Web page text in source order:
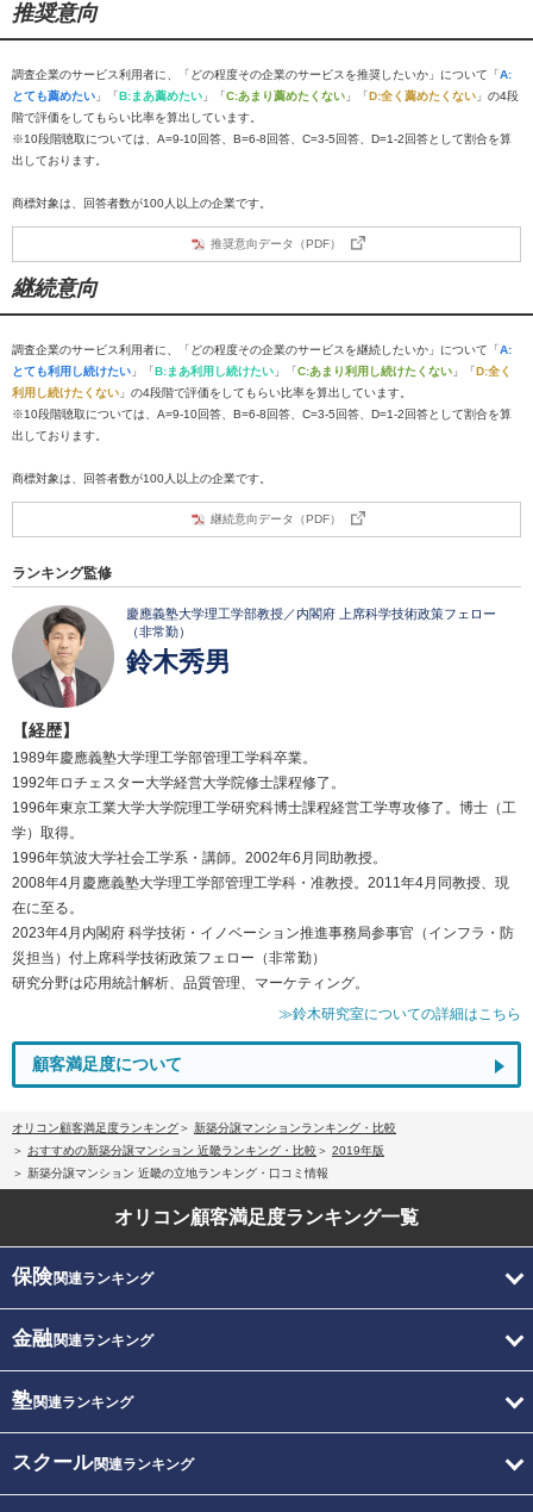
推奨意向
調査企業のサービス利用者に、「どの程度その企業のサービスを推奨したいか」について「A:
とても薦めたい 」「B:まあ薦めたい 」「C:あまり薦めたくない 」「D:全く薦めたくない 」の4段
階で評価をしてもらい比率を算出しています。
※10段階聴取については、A=9-10回答、B=6-8回答、C=3-5回答、D=1-2回答として割合を算
出しております。
商標対象は、回答者数が100人以上の企業です。
推奨意向データ（PDF）
継続意向
調査企業のサービス利用者に、「どの程度その企業のサービスを継続したいか」について「A:
とても利用し続けたい 」「B:まあ利用し続けたい 」「C:あまり利用し続けたくない 」「D:全く
利用し続けたくない 」の4段階で評価をしてもらい比率を算出しています。
※10段階聴取については、A=9-10回答、B=6-8回答、C=3-5回答、D=1-2回答として割合を算
出しております。
商標対象は、回答者数が100人以上の企業です。
継続意向データ（PDF）
ランキング監修
慶應義塾大学理工学部教授／内閣府 上席科学技術政策フェロー
（非常勤）
鈴木秀男
【経歴】
1989年慶應義塾大学理工学部管理工学科卒業。
1992年ロチェスター大学経営大学院修士課程修了。
1996年東京工業大学大学院理工学研究科博士課程経営工学専攻修了。博士（工
学）取得。
1996年筑波大学社会工学系・講師。2002年6月同助教授。
2008年4月慶應義塾大学理工学部管理工学科・准教授。2011年4月同教授、現
在に至る。
2023年4月内閣府 科学技術・イノベーション推進事務局参事官（インフラ・防
災担当）付上席科学技術政策フェロー（非常勤）
研究分野は応用統計解析、品質管理、マーケティング。
≫鈴木研究室についての詳細はこちら
顧客満足度について
オリコン顧客満足度ランキング
新築分譲マンションランキング・比較
おすすめの新築分譲マンション 近畿ランキング・比較
2019年版
新築分譲マンション 近畿の立地ランキング・口コミ情報
オリコン顧客満足度ランキング一覧
保険関連ランキング
金融関連ランキング
塾関連ランキング
スクール関連ランキング